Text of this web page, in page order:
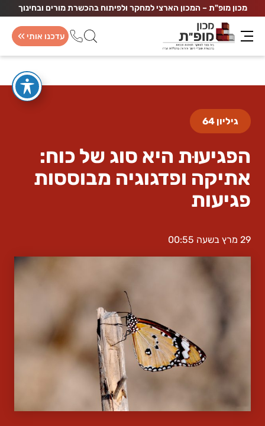
מכון מופ"ת – המכון הארצי למחקר ולפיתוח בהכשרת מורים ובחינוך
עדכנו אותי
חממת כתיבה
התמחות חד שנתית
180 שעות
גיליון 64
הפגיעוּת היא סוג של כוח:
אתיקה ופדגוגיה מבוססות
פגיעות
29 מרץ בשעה 00:55